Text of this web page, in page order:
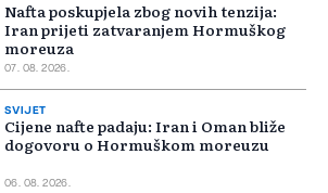
Nafta poskupjela zbog novih tenzija:
Iran prijeti zatvaranjem Hormuškog
moreuza
07. 08. 2026.
SVIJET
Cijene nafte padaju: Iran i Oman bliže
dogovoru o Hormuškom moreuzu
06. 08. 2026.